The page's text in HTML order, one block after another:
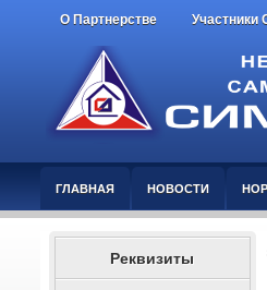
О Партнерстве Участники
ГЛАВНАЯ НОВОСТИ
Реквизиты